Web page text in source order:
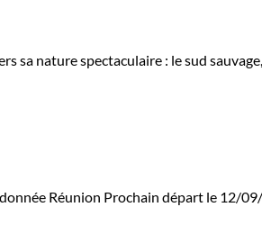
sa nature spectaculaire : le sud
Réunion Prochain départ le 12/